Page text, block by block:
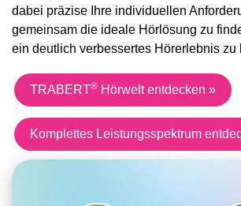
dabei präzise Ihre individuellen
gemeinsam die ideale Hörlösung zu
ein deutlich verbessertes Hörerlebnis zu
TRABERT® Hörwelt entdecken »
Komplettes Leistungsspektrum